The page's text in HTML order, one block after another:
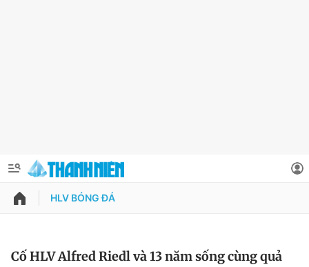
QUẢNG CÁO
Thông tin tài khoản
HLV BÓNG ĐÁ
Cố HLV Alfred Riedl và 13 năm sống cùng quả